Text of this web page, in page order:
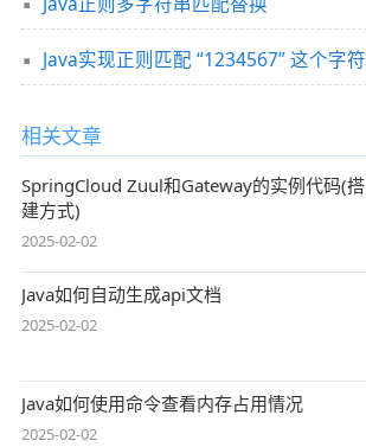
相关文章
SpringCloud Zuul和Gateway的实例代码(搭
建方式)
2025-02-02
Java如何自动生成api文档
2025-02-02
Java如何使用命令查看内存占用情况
2025-02-02